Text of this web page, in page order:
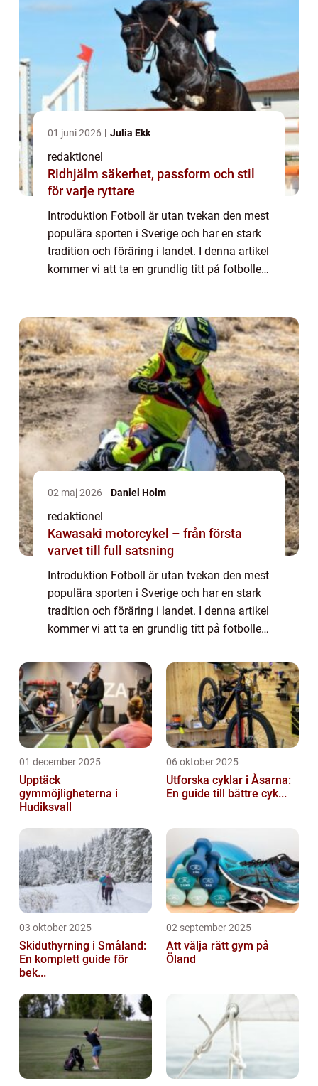
01 juni 2026 Julia Ekk
redaktionel
Ridhjälm säkerhet, passform och stil
för varje ryttare
Introduktion Fotboll är utan tvekan den mest
populära sporten i Sverige och har en stark
tradition och föräring i landet. I denna artikel
kommer vi att ta en grundlig titt på fotbollen
02 maj 2026 Daniel Holm
redaktionel
Kawasaki motorcykel – från första
varvet till full satsning
Introduktion Fotboll är utan tvekan den mest
populära sporten i Sverige och har en stark
tradition och föräring i landet. I denna artikel
kommer vi att ta en grundlig titt på fotbollen
Vi kommer att under...
01 december 2025
Upptäck
gymmöjligheterna i
Hudiksvall
06 oktober 2025
Utforska cyklar i Åsarna:
En guide till bättre cyk...
03 oktober 2025
Skiduthyrning i Småland:
En komplett guide för
bek...
02 september 2025
Att välja rätt gym på
Öland